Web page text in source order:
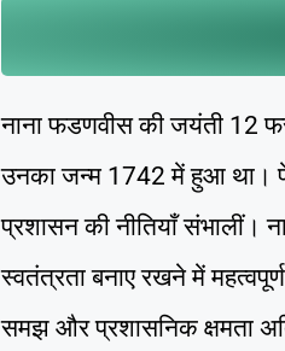
नाना फडणवीस की जयंती 12
उनका जन्म 1742 में हुआ था।
प्रशासन की नीतियाँ संभालीं।
स्वतंत्रता बनाए रखने में
समझ और प्रशासनिक क्षमता